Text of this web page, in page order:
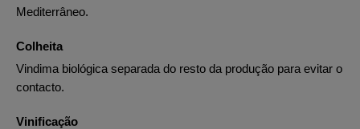
Mediterrâneo.
Colheita
Vindima biológica separada do resto da produção para evitar o
contacto.
Vinificação